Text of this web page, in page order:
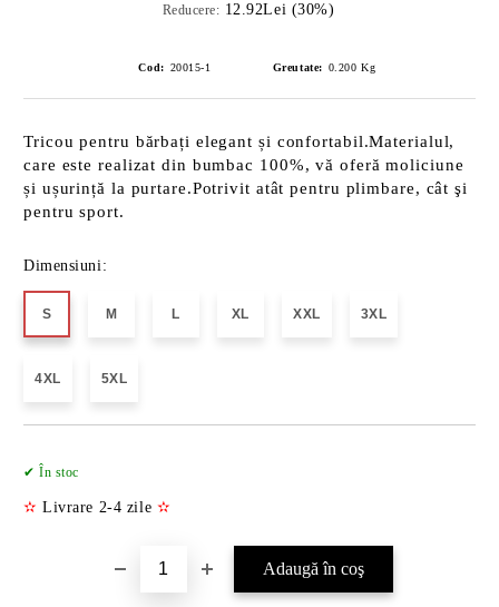
Reducere: 12.92Lei (30%)
Cod: 20015-1 Greutate: 0.200 Kg
Tricou pentru bărbați elegant și confortabil.Materialul,
care este realizat din bumbac 100%, vă oferă moliciune
și ușurință la purtare.Potrivit atât pentru plimbare, cât şi
pentru sport.
Dimensiuni:
S M L XL XXL 3XL
4XL 5XL
✔ În stoc
✫ Livrare 2-4 zile ✫